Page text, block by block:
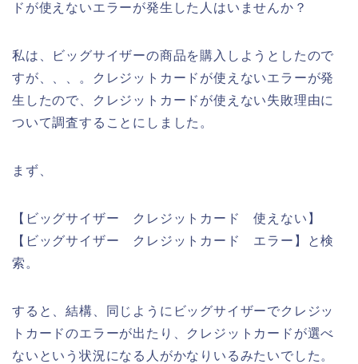
ドが使えないエラーが発生した人はいませんか？
私は、ビッグサイザーの商品を購入しようとしたので
すが、、、。クレジットカードが使えないエラーが発
生したので、クレジットカードが使えない失敗理由に
ついて調査することにしました。
まず、
【ビッグサイザー クレジットカード 使えない】
【ビッグサイザー クレジットカード エラー】と検
索。
すると、結構、同じようにビッグサイザーでクレジッ
トカードのエラーが出たり、クレジットカードが選べ
ないという状況になる人がかなりいるみたいでした。